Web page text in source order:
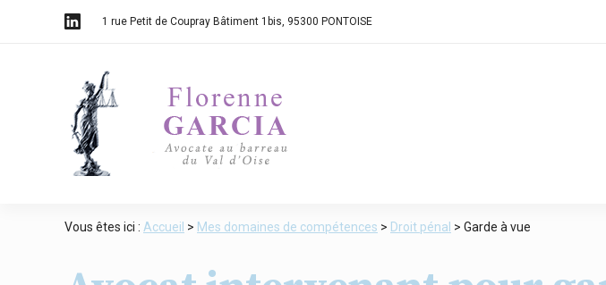
1 rue Petit de Coupray Bâtiment 1bis 95300 PONTOISE
Vous êtes ici : Accueil > Mes domaines de compétences > Droit pénal > Garde à vue
Panneau de gestion des cookies